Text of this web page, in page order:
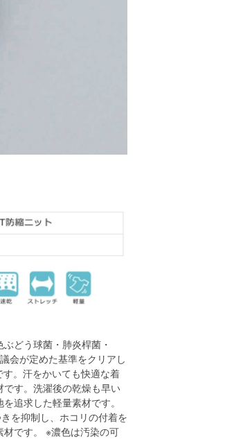
どう球菌・肺炎桿菌・
会が定めた基準をクリアし
。汗をかいても快適な着
す。洗濯後の乾燥も早い
追求した軽量素材です。
を抑制し、ホコリの付着を
です。 ※濃色は汚染の可